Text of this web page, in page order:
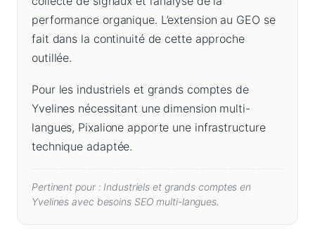
performance organique. L’extension au GEO se
fait dans la continuité de cette approche
outillée.
Pour les industriels et grands comptes de
Yvelines nécessitant une dimension multi-
langues, Pixalione apporte une infrastructure
technique adaptée.
Pertinent pour : Industriels et grands comptes en
Yvelines avec besoins SEO multi-langues.